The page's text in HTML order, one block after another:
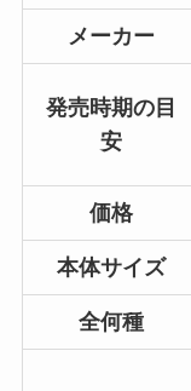
メーカー
発売時期の目
安
価格
本体サイズ
全何種